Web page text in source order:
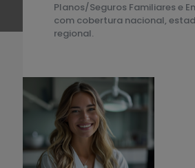
Planos/Seguros Familiares e
com cobertura nacional,
regional.